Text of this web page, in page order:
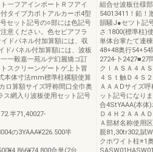
一フアインポートＲフアイ
イプ力ポトアルカーポ4型
セット記号の○部には色記号
意ください。色セビアフラ
ドパネル付加算額には、収
ドパネル付加算額には、波板
一毅嘉一苑ルデ幻麗矯ゴ訂
スクリーンゲートゲ上卜冒
本体寸法mm標準柱構額使算
ロ算額サイズ呼称間口全巾奥
ス網入り波板使用セット記号
半71,40027-
の3YAAA¥226.500半
組合せ波板仕様
54013411！鉛！
韻騒J●セツト記
さ:1800(標準柱)
単体台掌たて連
48+48奥行54+54
2724-卜2427■27
クｌＡＳＡ４Ａ
４Ｓｔ触Ｄ４Ｓ
ＡＡＡDサイズ
ット記号になり
合4StYAAA(本体
Ｄ４Ｈ２ＡＡＡ
Ａ部材名称使用
親81,30tr302,賦
クホワイト柱※1